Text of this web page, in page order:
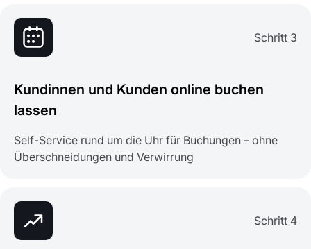
Schritt 3
Kundinnen und Kunden online buchen
lassen
Self-Service rund um die Uhr für Buchungen – ohne
Überschneidungen und Verwirrung
Schritt 4